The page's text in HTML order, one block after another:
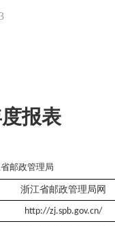
报表
邮政管理局
浙江省邮政管理局网
http://zj.spb.gov.cn/